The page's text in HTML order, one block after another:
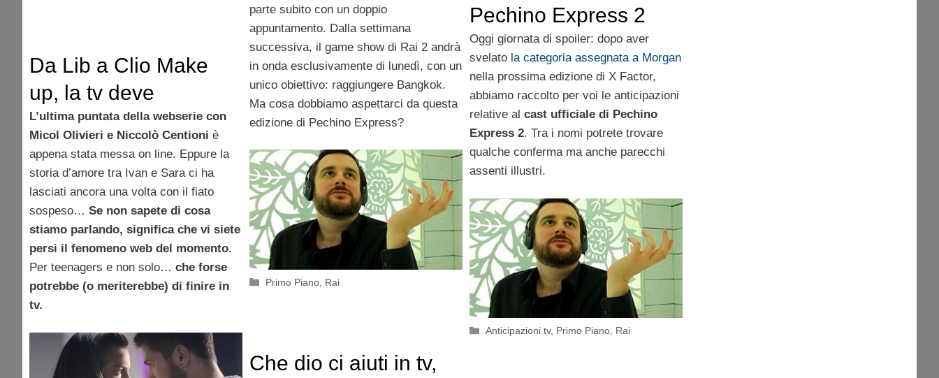
parte subito con un doppio
appuntamento. Dalla settimana
successiva, il game show di Rai 2 andrà
in onda esclusivamente di lunedì, con un
unico obiettivo: raggiungere Bangkok.
Ma cosa dobbiamo aspettarci da questa
edizione di Pechino Express?
Categorie
Primo Piano Rai
Pechino Express 2
Oggi giornata di spoiler: dopo aver
svelato la categoria assegnata a Morgan
nella prossima edizione di X Factor,
abbiamo raccolto per voi le anticipazioni
relative al cast ufficiale di Pechino
Express 2. Tra i nomi potrete trovare
qualche conferma ma anche parecchi
assenti illustri.
Categorie
Anticipazioni tv, Primo Piano, Rai
Da Lib a Clio Make
up, la tv deve
guardare al web
L’ultima puntata della webserie con
Micol Olivieri e Niccolò Centioni è
appena stata messa on line. Eppure la
storia d’amore tra Ivan e Sara ci ha
lasciati ancora una volta con il fiato
sospeso… Se non sapete di cosa
stiamo parlando, significa che vi siete
persi il fenomeno web del momento.
Per teenagers e non solo… che forse
potrebbe (o meriterebbe) di finire in
tv.
Che dio ci aiuti in tv,